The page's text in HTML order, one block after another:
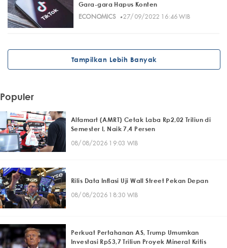
Gara-gara Hapus Konten
ECONOMICS· 27/09/2022 16:46 WIB
Tampilkan Lebih Banyak
Populer
Alfamart (AMRT) Cetak Laba Rp2,02 Triliun di
Semester I, Naik 7,4 Persen
08/08/2026 19:03 WIB
Rilis Data Inflasi Uji Wall Street Pekan Depan
08/08/2026 18:30 WIB
Perkuat Pertahanan AS, Trump Umumkan
Investasi Rp53,7 Triliun Proyek Mineral Kritis